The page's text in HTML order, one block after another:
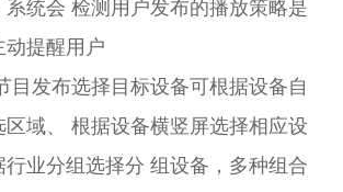
统会 检测用户发布的播放策略是
动提醒用户
目发布选择目标设备可根据设备自
域、 根据设备横竖屏选择相应设
业分组选择分 组设备，多种组合